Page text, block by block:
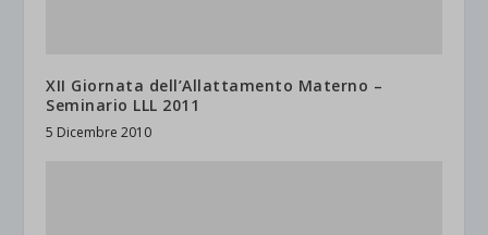
XII Giornata dell’Allattamento Materno –
Seminario LLL 2011
5 Dicembre 2010